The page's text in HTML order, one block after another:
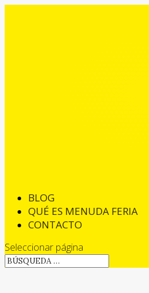
BLOG
QUÉ ES MENUDA FERIA
CONTACTO
Seleccionar página